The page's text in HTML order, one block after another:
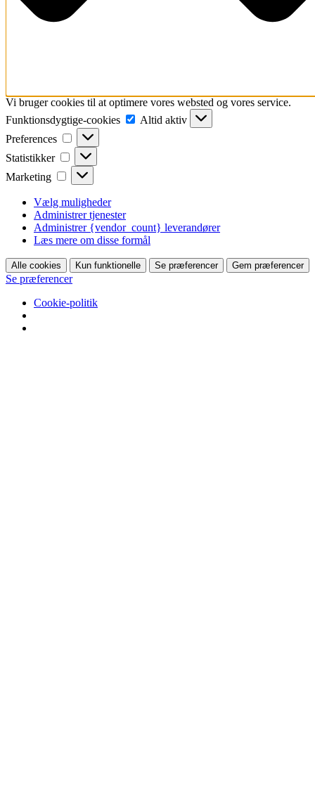
Vi bruger cookies til at optimere vores websted og vores service.
Funktionsdygtige-cookies
Funktionsdygtige-
cookies
Altid aktiv
Preferences
Preferences
Statistikker Statistikker
Marketing Marketing
Vælg muligheder
Administrer tjenester
Administrer {vendor_count} leverandører
Læs mere om disse formål
Alle cookies Kun funktionelle Se præferencer Gem præferencer
Se præferencer
Cookie-politik